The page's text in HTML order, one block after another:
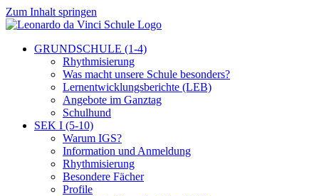
Zum Inhalt springen
GRUNDSCHULE (1-4)
Rhythmisierung
Was macht unsere Schule besonders?
Lernentwicklungsberichte (LEB)
Angebote im Ganztag
Schulhund
SEK I (5-10)
Warum IGS?
Information und Anmeldung
Rhythmisierung
Besondere Fächer
Profile